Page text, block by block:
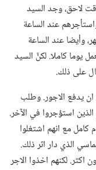
لاحق،‏ وجد السيد
عند الساعة
وأيضا عند الساعة
يوما كاملا.‏ لكنَّ السيد
على ذلك.‏
ان يدفع الاجور.‏ وطلب
استؤجروا في الآخر.‏
كامل مع انهم اشتغلوا
الذي دار اثر ذلك.‏
اكثر.‏ لكنهم اخذوا الاجر